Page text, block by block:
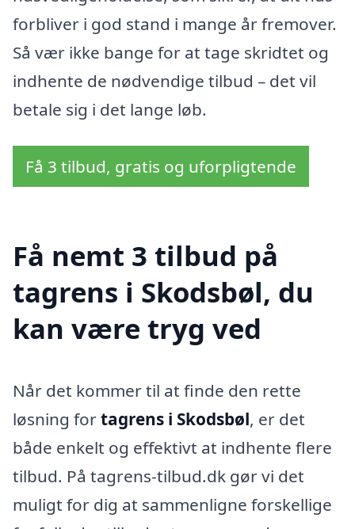
forbliver i god stand i mange år fremover.
Så vær ikke bange for at tage skridtet og
indhente de nødvendige tilbud – det vil
betale sig i det lange løb.
Få 3 tilbud, gratis og uforpligtende
Få nemt 3 tilbud på
tagrens i Skodsbøl, du
kan være tryg ved
Når det kommer til at finde den rette
løsning fortagrens i Skodsbøl, er det
både enkelt og effektivt at indhente flere
tilbud. På tagrens-tilbud.dk gør vi det
muligt for dig at sammenligne forskellige